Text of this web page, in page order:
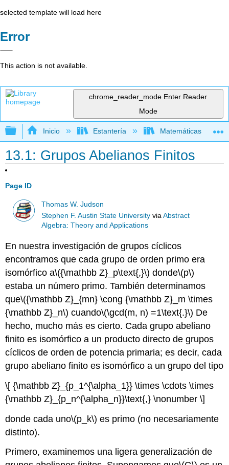
selected template will load here
Error
This action is not available.
chrome_reader_mode Enter Reader
Mode
Expandir/contraer jerarquía global
Inicio Estantería Matemáticas
13.1: Grupos Abelianos Finitos
Page ID
Thomas W. Judson
Stephen F. Austin State University viaAbstract
Algebra: Theory and Applications
En nuestra investigación de grupos cíclicos
encontramos que cada grupo de orden primo era
isomórfico a\({\mathbb Z}_p\text{,}\) donde\(p\)
estaba un número primo. También determinamos
que\({\mathbb Z}_{mn} \cong {\mathbb Z}_m \times
{\mathbb Z}_n\) cuando\(\gcd(m, n) =1\text{.}\) De
hecho, mucho más es cierto. Cada grupo abeliano
finito es isomórfico a un producto directo de grupos
cíclicos de orden de potencia primaria; es decir, cada
grupo abeliano finito es isomórfico a un grupo del tipo
\[ {\mathbb Z}_{p_1^{\alpha_1}} \times \cdots \times
{\mathbb Z}_{p_n^{\alpha_n}}\text{,} \nonumber \]
donde cada uno\(p_k\) es primo (no necesariamente
distinto).
Primero, examinemos una ligera generalización de